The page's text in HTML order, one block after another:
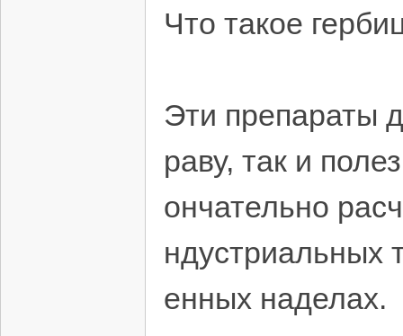
Что такое
Эти препараты
раву, так и
ончательно
ндустриальных
енных наделах.